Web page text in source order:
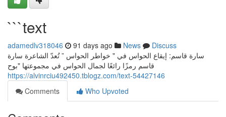
```text
adamedlv318046 91 days ago News
Discuss
سارة قاسم: إيقاع الحواس في " خواطر الحواس ” تُعدّ الشاعرة سارة
قاسم رمزًا رائعًا لجمال الحواس في مجموعتها "بوح
https://alvinrciu492450.tblogz.com/text-54427146
Comments
Who Upvoted